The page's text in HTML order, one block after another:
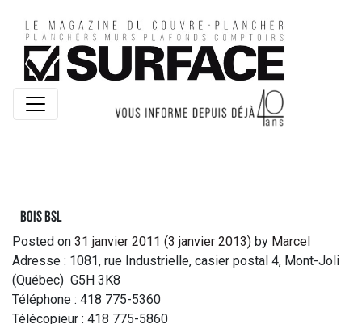
Bois BSL
Posted on 31 janvier 2011 (3 janvier 2013) by Marcel
Adresse : 1081, rue Industrielle, casier postal 4, Mont-Joli
(Québec) G5H 3K8
Téléphone : 418 775-5360
Télécopieur : 418 775-5860